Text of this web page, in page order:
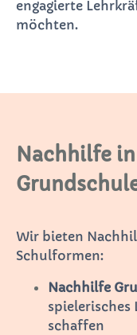
engagierte
möchten.
Nachhilfe
Wir bieten
Schulformen:
Nachhilfe
spielerisches
schaffen